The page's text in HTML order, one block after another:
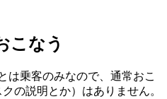
こなう
は乗客のみなので、通常おこ
の説明とか）はありません。